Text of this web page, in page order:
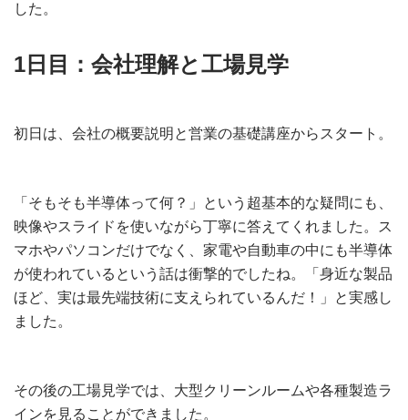
した。
1日目：会社理解と工場見学
初日は、会社の概要説明と営業の基礎講座からスタート。
「そもそも半導体って何？」という超基本的な疑問にも、
映像やスライドを使いながら丁寧に答えてくれました。ス
マホやパソコンだけでなく、家電や自動車の中にも半導体
が使われているという話は衝撃的でしたね。「身近な製品
ほど、実は最先端技術に支えられているんだ！」と実感し
ました。
その後の工場見学では、大型クリーンルームや各種製造ラ
インを見ることができました。